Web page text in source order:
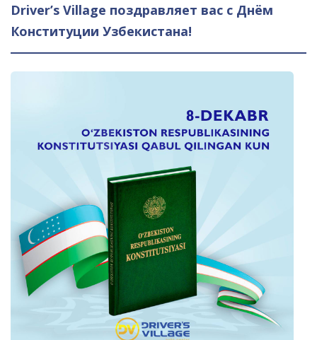
Driver’s Village поздравляет вас с Днём
Конституции Узбекистана!